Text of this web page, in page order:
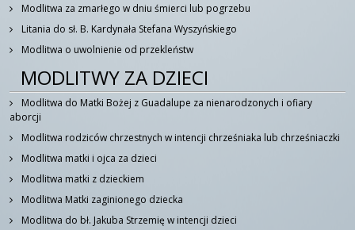
Modlitwa za zmarłego w dniu śmierci lub pogrzebu
Litania do sł. B. Kardynała Stefana Wyszyńskiego
Modlitwa o uwolnienie od przekleństw
MODLITWY ZA DZIECI
Modlitwa do Matki Bożej z Guadalupe za nienarodzonych i ofiary
aborcji
Modlitwa rodziców chrzestnych w intencji chrześniaka lub chrześniaczki
Modlitwa matki i ojca za dzieci
Modlitwa matki z dzieckiem
Modlitwa Matki zaginionego dziecka
Modlitwa do bł. Jakuba Strzemię w intencji dzieci